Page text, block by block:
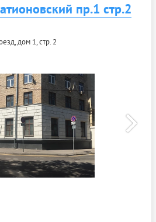
пр.1 стр.2
дом 1, стр. 2